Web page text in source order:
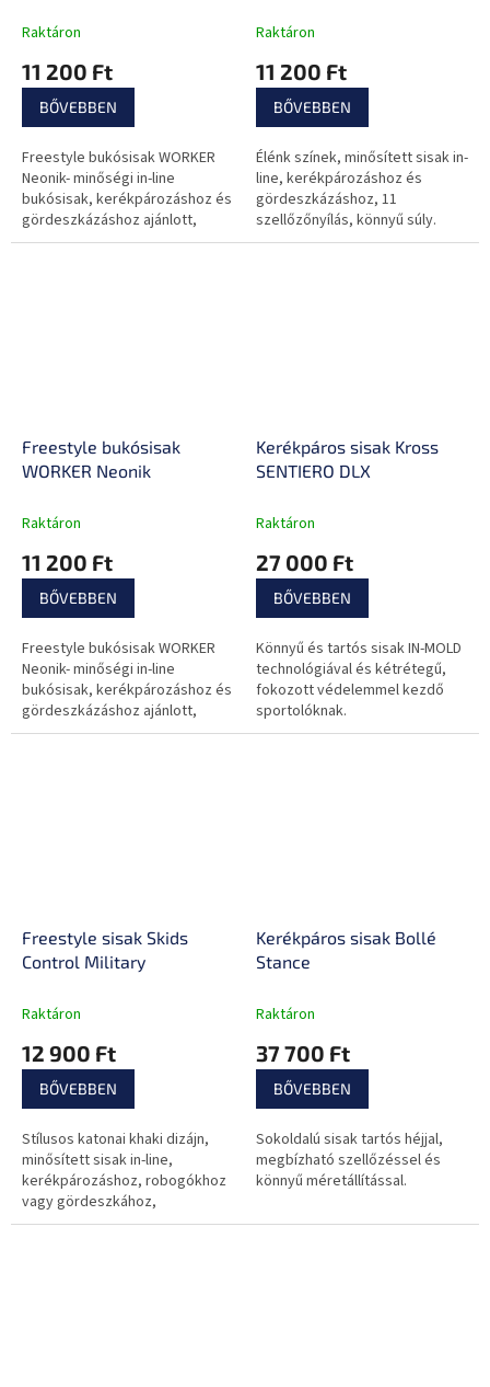
Raktáron
11 200 Ft
BŐVEBBEN
Freestyle bukósisak WORKER
Neonik- minőségi in-line
bukósisak, kerékpározáshoz és
gördeszkázáshoz ajánlott,
színes design, 11
Raktáron
11 200 Ft
BŐVEBBEN
Élénk színek, minősített sisak in-
line, kerékpározáshoz és
gördeszkázáshoz, 11
szellőzőnyílás, könnyű súly.
Freestyle bukósisak
WORKER Neonik
Raktáron
11 200 Ft
BŐVEBBEN
Freestyle bukósisak WORKER
Neonik- minőségi in-line
bukósisak, kerékpározáshoz és
gördeszkázáshoz ajánlott,
színes design, 11
Kerékpáros sisak Kross
SENTIERO DLX
Raktáron
27 000 Ft
BŐVEBBEN
Könnyű és tartós sisak IN-MOLD
technológiával és kétrétegű,
fokozott védelemmel kezdő
sportolóknak.
Freestyle sisak Skids
Control Military
Raktáron
12 900 Ft
BŐVEBBEN
Stílusos katonai khaki dizájn,
minősített sisak in-line,
kerékpározáshoz, robogókhoz
vagy gördeszkához,
szellőzőnyílások, állítható
Kerékpáros sisak Bollé
Stance
Raktáron
37 700 Ft
BŐVEBBEN
Sokoldalú sisak tartós héjjal,
megbízható szellőzéssel és
könnyű méretállítással.